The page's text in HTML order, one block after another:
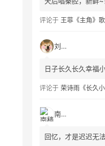
评论于 王菲《主角》歌
刘看山
日子长久长久幸福
评论于 荣诗雨《长久小有
南穑
回忆，才是迟迟无